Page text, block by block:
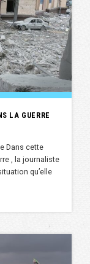
LA GUERRE
Dans cette
, la journaliste
qu’elle